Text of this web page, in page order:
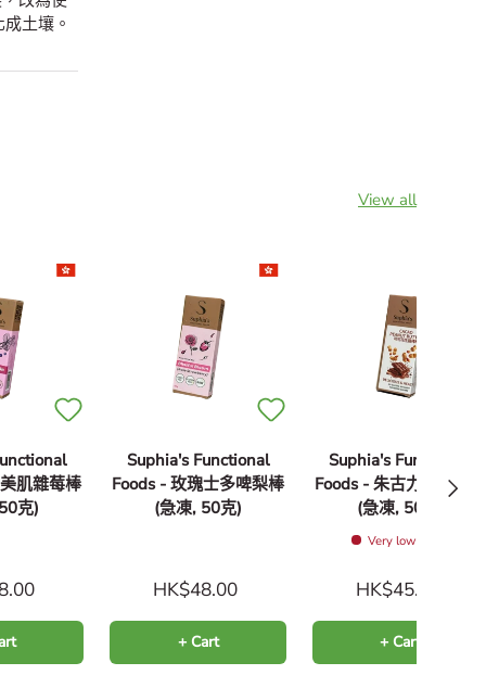
土壤。
View all
Next
肌雜莓棒
克)
Suphia's Functional
Foods - 玫瑰士多啤梨棒
(急凍, 50克)
HK$48.00
+ Cart
Suphia's Functional
Foods - 朱古力花生醬棒
(急凍, 50克)
Very low stock
HK$45.00
+ Cart